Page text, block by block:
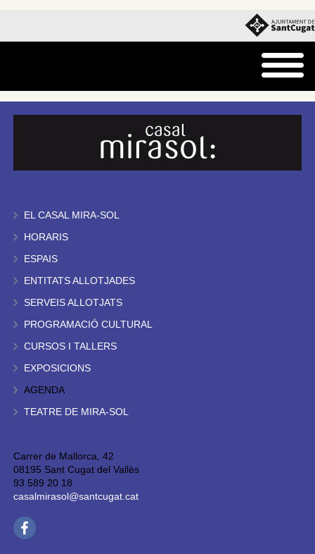
EL CASAL MIRA-SOL
HORARIS
ESPAIS
ENTITATS ALLOTJADES
SERVEIS ALLOTJATS
PROGRAMACIÓ CULTURAL
CURSOS I TALLERS
EXPOSICIONS
AGENDA
TEATRE DE MIRA-SOL
Carrer de Mallorca, 42
08195 Sant Cugat del Vallès
93 589 20 18
casalmirasol@santcugat.cat